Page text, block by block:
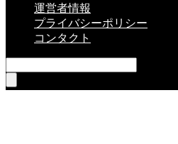
運営者情報
プライバシーポリシー
コンタクト